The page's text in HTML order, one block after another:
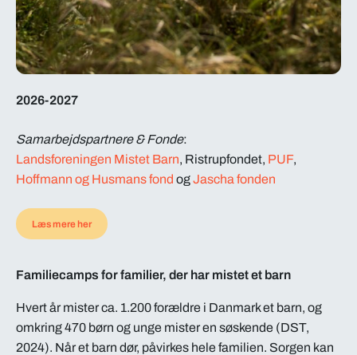
2026-2027
Samarbejdspartnere & Fonde:
Landsforeningen Mistet Barn, Ristrupfondet, PUF,
Hoffmann og Husmans fond ogJascha fonden
Læs mere her
Familiecamps for familier, der har mistet et barn
Hvert år mister ca. 1.200 forældre i Danmark et barn, og
omkring 470 børn og unge mister en søskende (DST,
2024). Når et barn dør, påvirkes hele familien. Sorgen kan